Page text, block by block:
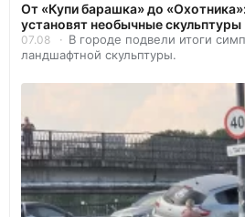
От «Купи барашка» до
установят необычные скульптуры
07.08
В городе подвели итоги
ландшафтной скульптуры.